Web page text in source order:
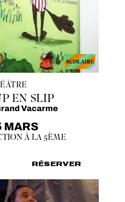
EN SLIP
Vacarme
MARS
À LA 5ÈME
RÉSERVER